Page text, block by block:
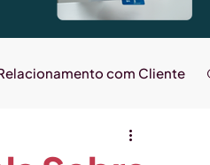
com Cliente
Entrevistas